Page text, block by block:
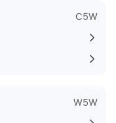
C5W
W5W